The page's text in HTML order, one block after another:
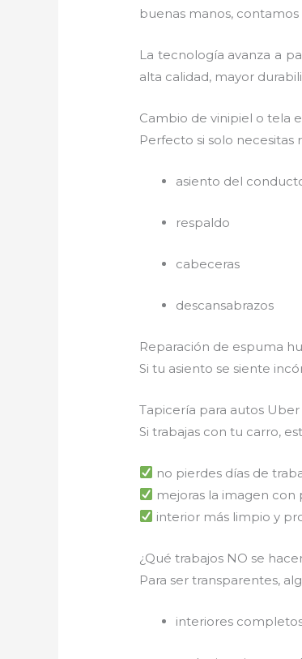
buenas manos,
La tecnología avanza a
alta calidad, mayor
Cambio de vinipiel o tela
Perfecto si solo necesitas
asiento del
respaldo
cabeceras
descansabrazos
Reparación de espuma
Si tu asiento se siente
Tapicería para autos Uber
Si trabajas con tu carro,
no pierdes días de
mejoras la imagen con
interior más limpio y
¿Qué trabajos NO se
Para ser transparentes,
interiores